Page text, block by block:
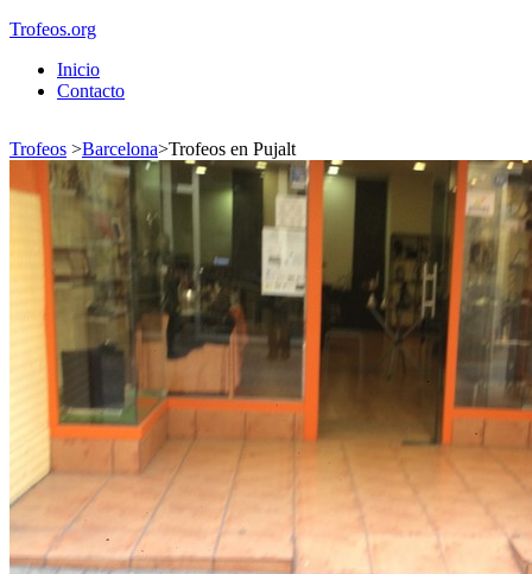
Trofeos.org
Inicio
Contacto
Trofeos >Barcelona>Trofeos en Pujalt